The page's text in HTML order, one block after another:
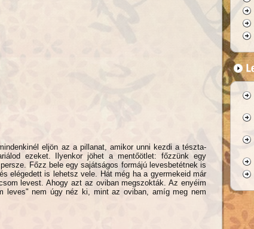
eljön az a pillanat, amikor unni kezdi a tészta-
ezeket. Ilyenkor jöhet a mentőötlet: főzzünk egy
Főzz bele egy sajátságos formájú levesbetétnek is
elégedett is lehetsz vele. Hát még ha a gyermekeid már
levest. Ahogy azt az oviban megszokták. Az enyéim
leves" nem úgy néz ki, mint az oviban, amíg meg nem